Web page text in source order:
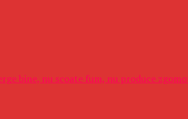
bine, nu scoate fum, nu produce